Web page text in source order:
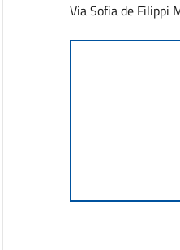
Via Sofia de Filippi